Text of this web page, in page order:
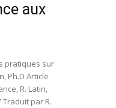
aux
pratiques sur
Ph.D Article
R. Latin,
Traduit par R.